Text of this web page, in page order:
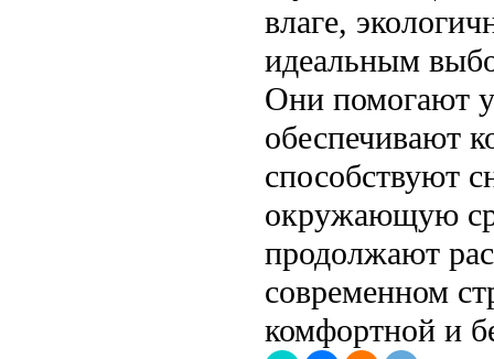
влаге,
идеальным
Они помогают
обеспечивают
способствуют
окружающую
продолжают
современном
комфортной и